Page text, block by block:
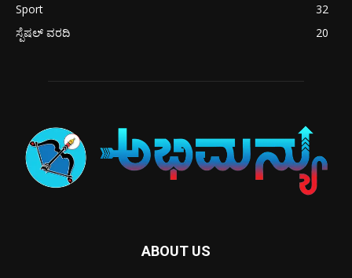
Sport
32
ಸ್ಪೆಷಲ್ ವರದಿ
20
ABOUT US